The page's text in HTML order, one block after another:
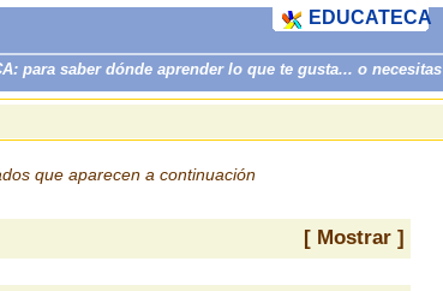
para saber dónde aprender lo que te gusta... o necesitas
EDUCATECA
que aparecen a continuación
[ Mostrar ]